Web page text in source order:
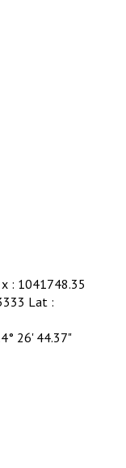
: 1041748.35
Lat :
26' 44.37"